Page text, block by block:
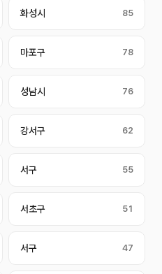
화성시 85
마포구 78
성남시 76
강서구 62
서구 55
서초구 51
서구 47